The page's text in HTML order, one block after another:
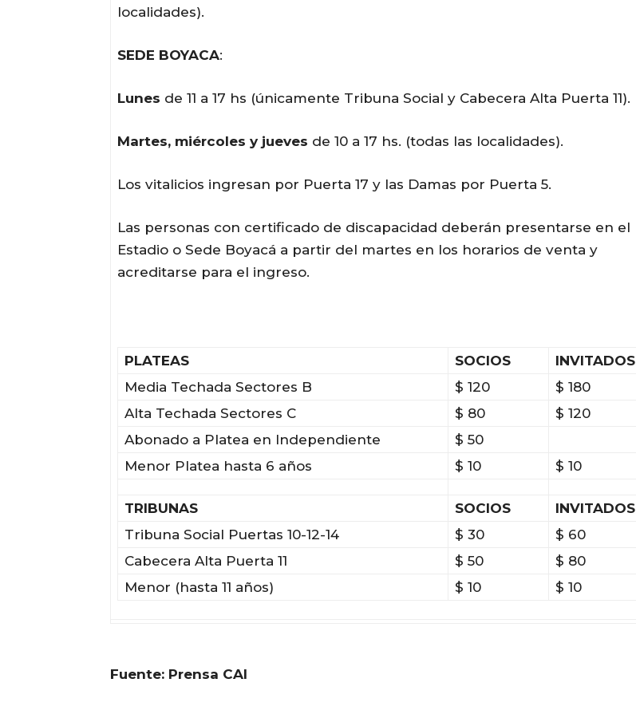
localidades).
SEDE BOYACA:
Lunes de 11 a 17 hs (únicamente Tribuna Social y Cabecera Alta Puerta 11).
Martes, miércoles y jueves de 10 a 17 hs. (todas las localidades).
Los vitalicios ingresan por Puerta 17 y las Damas por Puerta 5.
Las personas con certificado de discapacidad deberán presentarse en el
Estadio o Sede Boyacá a partir del martes en los horarios de venta y
acreditarse para el ingreso.
PLATEAS SOCIOS
INVITADOS
Media Techada Sectores B
$ 120
$ 180
Alta Techada Sectores C
$ 80
$ 120
Abonado a Platea en Independiente
$ 50
Menor Platea hasta 6 años
$ 10 $ 10
TRIBUNAS SOCIOS
INVITADOS
Tribuna Social Puertas 10-12-14
$ 30
$ 60
Cabecera Alta Puerta 11
$ 50
$ 80
Menor (hasta 11 años)
$ 10 $ 10
Fuente: Prensa CAI